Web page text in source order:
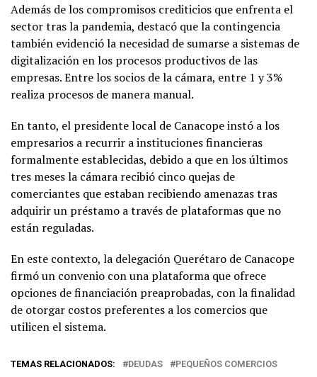
Además de los compromisos crediticios que enfrenta el
sector tras la pandemia, destacó que la contingencia
también evidenció la necesidad de sumarse a sistemas de
digitalización en los procesos productivos de las
empresas. Entre los socios de la cámara, entre 1 y 3%
realiza procesos de manera manual.
En tanto, el presidente local de Canacope instó a los
empresarios a recurrir a instituciones financieras
formalmente establecidas, debido a que en los últimos
tres meses la cámara recibió cinco quejas de
comerciantes que estaban recibiendo amenazas tras
adquirir un préstamo a través de plataformas que no
están reguladas.
En este contexto, la delegación Querétaro de Canacope
firmó un convenio con una plataforma que ofrece
opciones de financiación preaprobadas, con la finalidad
de otorgar costos preferentes a los comercios que
utilicen el sistema.
TEMAS RELACIONADOS: DEUDAS PEQUEÑOS COMERCIOS